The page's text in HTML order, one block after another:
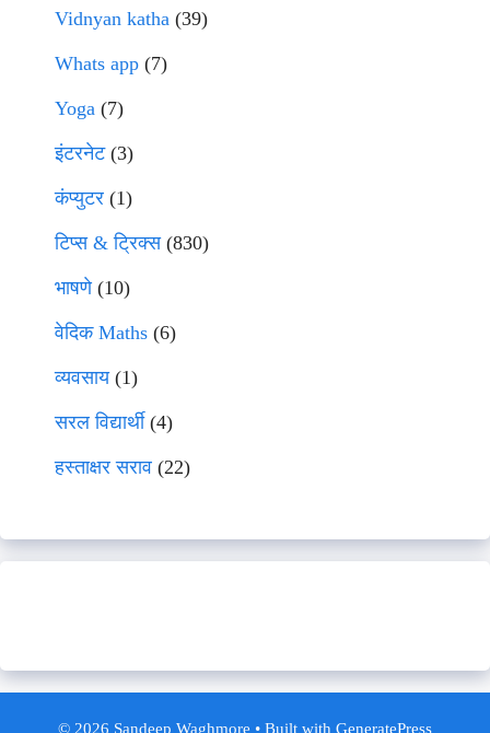
Vidnyan katha (39)
Whats app (7)
Yoga (7)
इंटरनेट(3)
कंप्युटर (1)
टिप्स & ट्रिक्स(830)
भाषणे(10)
वेदिक Maths (6)
व्यवसाय(1)
सरल विद्यार्थी(4)
हस्ताक्षर सराव (22)
© 2026 Sandeep Waghmore • Built with GeneratePress